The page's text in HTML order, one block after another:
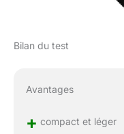
Bilan du test
Avantages
+ compact et léger